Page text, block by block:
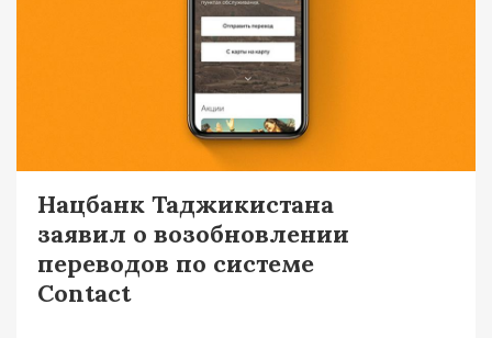
Нацбанк Таджикистана
заявил о возобновлении
переводов по системе
Contact